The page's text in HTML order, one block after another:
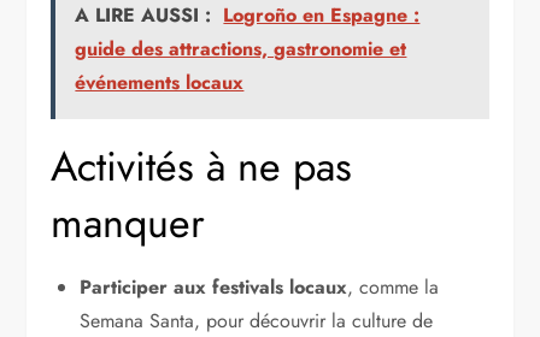
A LIRE AUSSI : Logroño en Espagne :
guide des attractions, gastronomie et
événements locaux
Activités à ne pas
manquer
Participer aux festivals locaux, comme la
Semana Santa, pour découvrir la culture de